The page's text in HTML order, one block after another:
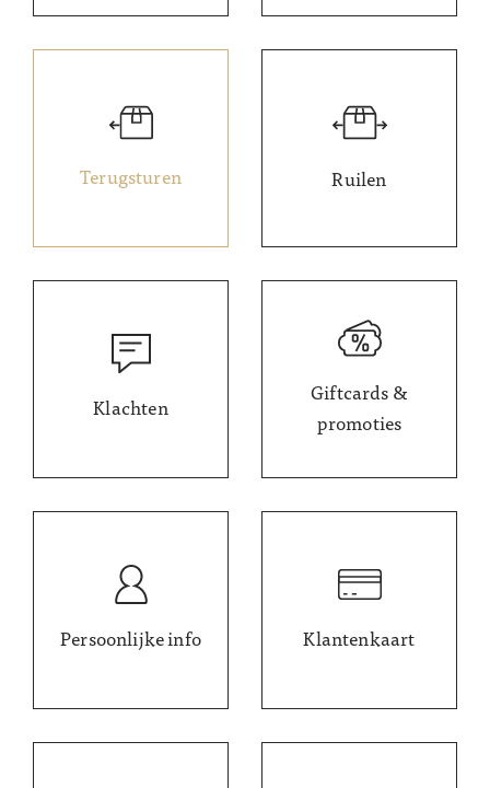
Terugsturen Ruilen
Klachten
Giftcards &
promoties
Persoonlijke info Klantenkaart